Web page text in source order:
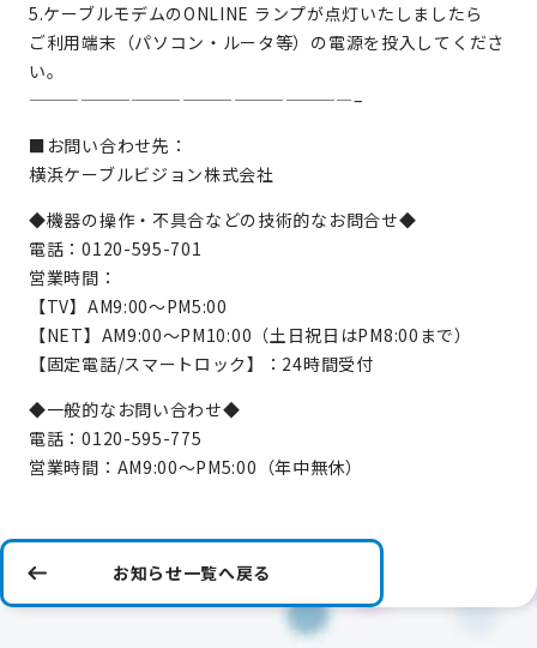
5.ケーブルモデムのONLINE ランプが点灯いたしましたら
ご利用端末（パソコン・ルータ等）の電源を投入してくださ
い。
———————————————————–
■お問い合わせ先：
横浜ケーブルビジョン株式会社
◆機器の操作・不具合などの技術的なお問合せ◆
電話：0120-595-701
営業時間：
【TV】AM9:00～PM5:00
【NET】AM9:00～PM10:00（土日祝日はPM8:00まで）
【固定電話/スマートロック】：24時間受付
◆一般的なお問い合わせ◆
電話：0120-595-775
営業時間：AM9:00～PM5:00（年中無休）
お知らせ一覧へ戻る